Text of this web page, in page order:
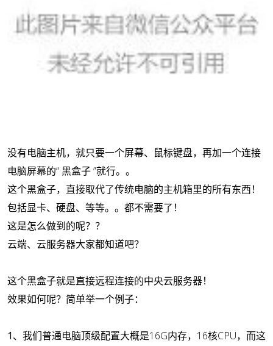
没有电脑主机，就只要一个屏幕、鼠标键盘，再加一个连接
电脑屏幕的“ 黑盒子 ”就行。。
这个黑盒子，直接取代了传统电脑的主机箱里的所有东西！
包括显卡、硬盘、等等。。都不需要了！
这是怎么做到的呢？？
云端、云服务器大家都知道吧？
这个黑盒子就是直接远程连接的中央云服务器！
效果如何呢？简单举一个例子：
1、 我们普通电脑顶级配置大概是16G内存，16核CPU，而这